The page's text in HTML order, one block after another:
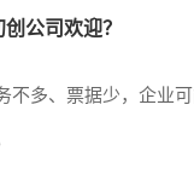
公司欢迎？
不多、票据少，企业